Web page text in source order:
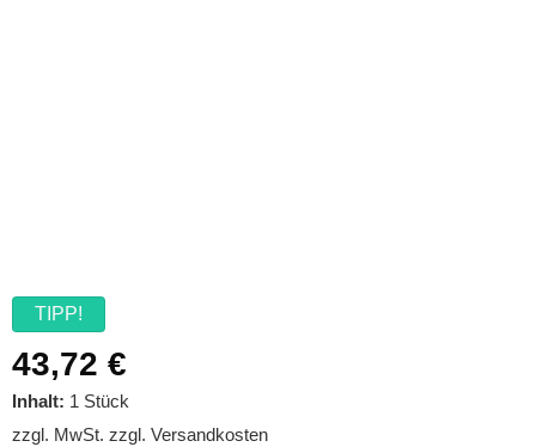
TIPP!
43,72 €
Inhalt: 1 Stück
zzgl. MwSt. zzgl. Versandkosten